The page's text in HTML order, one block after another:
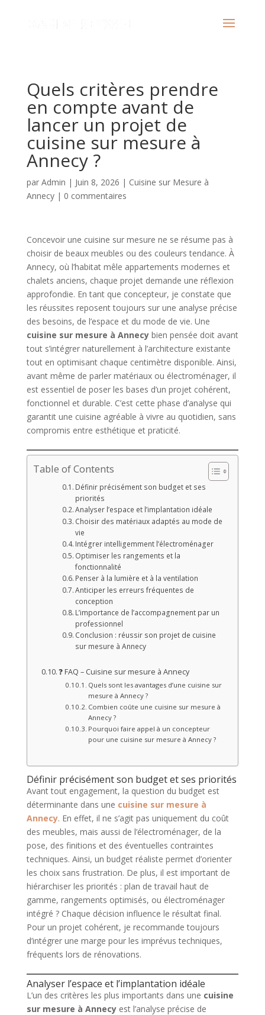
Quels critères prendre
en compte avant de
lancer un projet de
cuisine sur mesure à
Annecy ?
par Admin | Juin 8, 2026 | Cuisine sur Mesure à
Annecy| 0 commentaires
Concevoir une cuisine sur mesure ne se résume pas à
choisir de beaux meubles ou des couleurs tendance. À
Annecy, où l’habitat mêle appartements modernes et
chalets anciens, chaque projet demande une réflexion
approfondie. En tant que concepteur, je constate que
les réussites reposent toujours sur une analyse précise
des besoins, de l’espace et du mode de vie. Une
cuisine sur mesure à Annecybien pensée doit avant
tout s’intégrer naturellement à l’architecture existante
tout en optimisant chaque centimètre disponible. Ainsi,
avant même de parler matériaux ou électroménager, il
est essentiel de poser les bases d’un projet cohérent,
fonctionnel et durable. C’est cette phase d’analyse qui
garantit une cuisine agréable à vivre au quotidien, sans
compromis entre esthétique et praticité.
Table of Contents
Définir précisément son budget et ses
priorités
Analyser l’espace et l’implantation idéale
Choisir des matériaux adaptés au mode de
vie
Intégrer intelligemment l’électroménager
Optimiser les rangements et la
fonctionnalité
Penser à la lumière et à la ventilation
Anticiper les erreurs fréquentes de
conception
L’importance de l’accompagnement par un
professionnel
Conclusion : réussir son projet de cuisine
sur mesure à Annecy
❓ FAQ – Cuisine sur mesure à Annecy
Quels sont les avantages d’une cuisine sur
mesure à Annecy ?
Combien coûte une cuisine sur mesure à
Annecy ?
Pourquoi faire appel à un concepteur
pour une cuisine sur mesure à Annecy ?
Définir précisément son budget et ses priorités
Avant tout engagement, la question du budget est
déterminante dans une cuisine sur mesure à
Annecy. En effet, il ne s’agit pas uniquement du coût
des meubles, mais aussi de l’électroménager, de la
pose, des finitions et des éventuelles contraintes
techniques. Ainsi, un budget réaliste permet d’orienter
les choix sans frustration. De plus, il est important de
hiérarchiser les priorités : plan de travail haut de
gamme, rangements optimisés, ou électroménager
intégré ? Chaque décision influence le résultat final.
Pour un projet cohérent, je recommande toujours
d’intégrer une marge pour les imprévus techniques,
fréquents lors de rénovations.
Analyser l’espace et l’implantation idéale
L’un des critères les plus importants dans une cuisine
sur mesure à Annecyest l’analyse précise de